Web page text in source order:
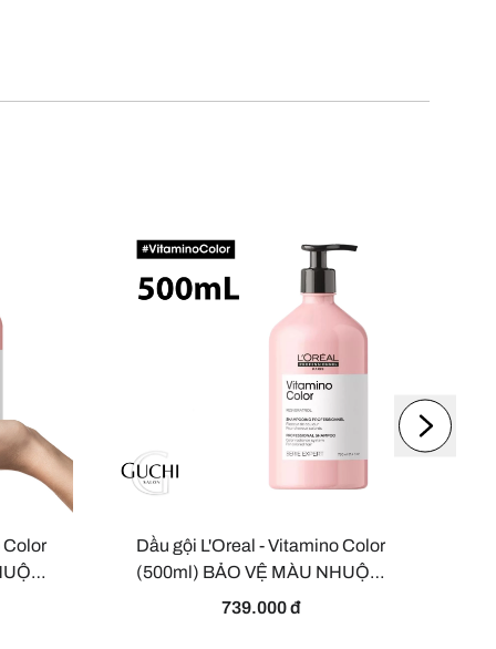
Color
Dầu gội L'Oreal - Vitamino Color
(500ml) BẢO VỆ MÀU NHUỘM
VÀ LÀM SÁNG BÓNG
739.000 đ